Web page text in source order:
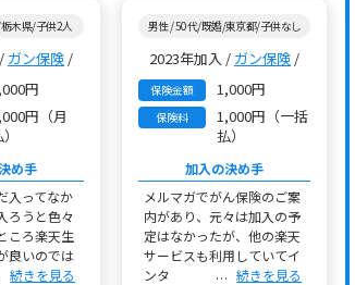
木県/子供2人
ガン保険 /
円
円（月
め手
入ってなか
ろうと色々
ころ楽天生
良いのでは
続きを見る
男性 / 50代/既婚/東京都/子供なし
2023年加入 / ガン保険 /
保険金額 1,000円
保険料
1,000円（一括
払）
加入の決め手
メルマガでがん保険のご案
内があり、元々は加入の予
定はなかったが、他の楽天
サービスも利用していてイ
ンタ
続きを見る